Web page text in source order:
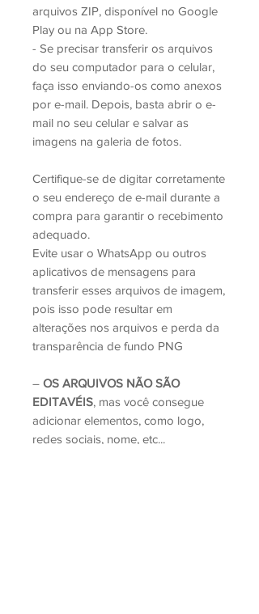
arquivos ZIP, disponível no Google
Play ou na App Store.
- Se precisar transferir os arquivos
do seu computador para o celular,
faça isso enviando-os como anexos
por e-mail. Depois, basta abrir o e-
mail no seu celular e salvar as
imagens na galeria de fotos.
Certifique-se de digitar corretamente
o seu endereço de e-mail durante a
compra para garantir o recebimento
adequado.
Evite usar o WhatsApp ou outros
aplicativos de mensagens para
transferir esses arquivos de imagem,
pois isso pode resultar em
alterações nos arquivos e perda da
transparência de fundo PNG
– OS ARQUIVOS NÃO SÃO
EDITAVÉIS, mas você consegue
adicionar elementos, como logo,
redes sociais, nome, etc...